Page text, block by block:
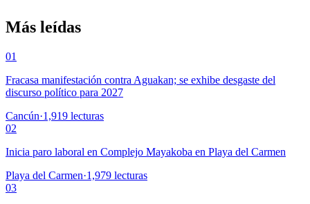
Más leídas
01
Fracasa manifestación contra Aguakan; se exhibe desgaste del
discurso político para 2027
Cancún·1,919 lecturas
02
Inicia paro laboral en Complejo Mayakoba en Playa del Carmen
Playa del Carmen·1,979 lecturas
03